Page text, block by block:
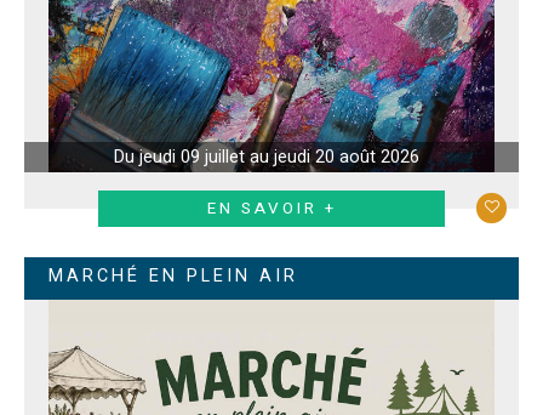
Du jeudi 09 juillet au jeudi 20 août 2026
EN SAVOIR +
MARCHÉ EN PLEIN AIR